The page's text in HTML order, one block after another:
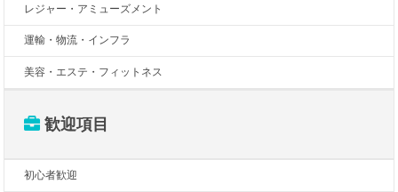
レジャー・アミューズメント
運輸・物流・インフラ
美容・エステ・フィットネス
歓迎項目
初心者歓迎